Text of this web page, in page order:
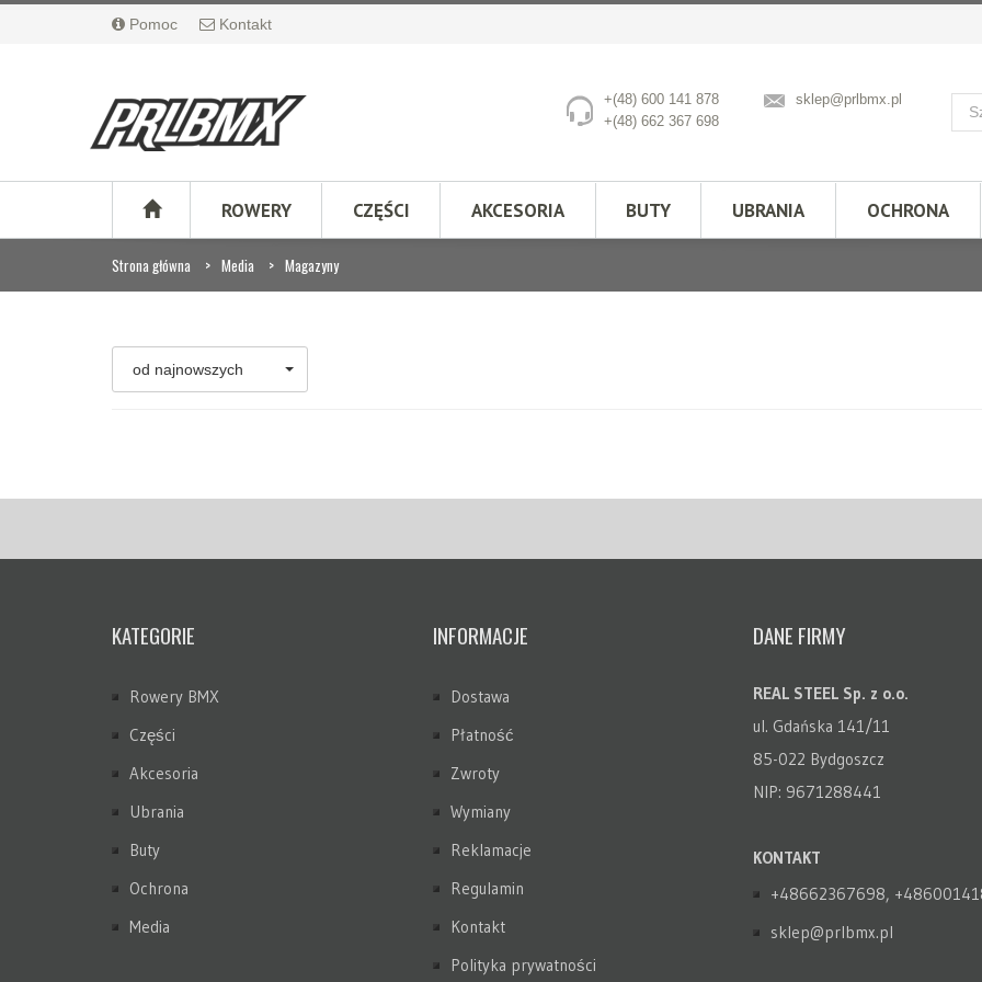
Pomoc Kontakt
sklep@prlbmx.pl
+(48) 600 141 878
+(48) 662 367 698
ROWERY CZĘŚCI AKCESORIA BUTY UBRANIA OCHRONA
Strona główna Media Magazyny
od najnowszych
KATEGORIE
Rowery BMX
Części
Akcesoria
Ubrania
Buty
Ochrona
Media
INFORMACJE
Dostawa
Płatność
Zwroty
Wymiany
Reklamacje
Regulamin
Kontakt
Polityka prywatności
DANE FIRMY
REAL STEEL Sp. z o.o.
ul. Gdańska 141/11
85-022 Bydgoszcz
NIP: 9671288441
KONTAKT
+48662367698,
sklep@prlbmx.pl